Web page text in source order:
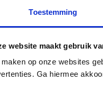
Toestemming
website maakt gebruik
maken op onze websites
Ga hiermee